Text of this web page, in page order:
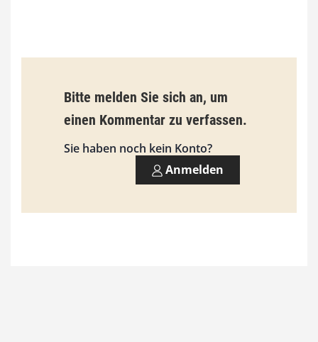
€
i
s
9
0
Bitte melden Sie sich an, um
einen Kommentar zu verfassen.
Sie haben noch kein Konto?
Anmelden